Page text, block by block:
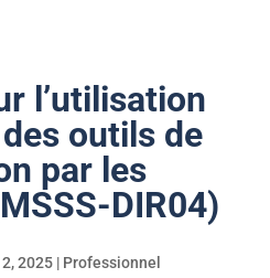
l’utilisation
outils de
par les
DIR04)
2025| Professionnel